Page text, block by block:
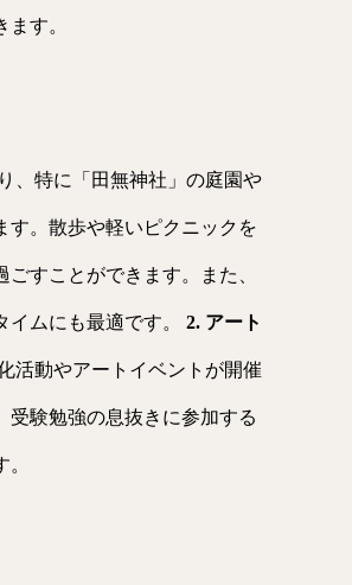
す。
、特に「田無神社」の庭園や
す。散歩や軽いピクニックを
すことができます。また、
イムにも最適です。 2. アート
活動やアートイベントが開催
受験勉強の息抜きに参加する